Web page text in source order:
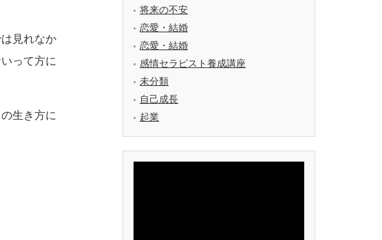
見れなか
って方に
生き方に
将来の不安
恋愛・結婚
恋愛・結婚
感情セラピスト養成講座
未分類
自己成長
起業